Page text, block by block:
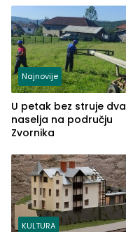
Najnovije
U petak bez struje dva
naselja na području
Zvornika
KULTURA